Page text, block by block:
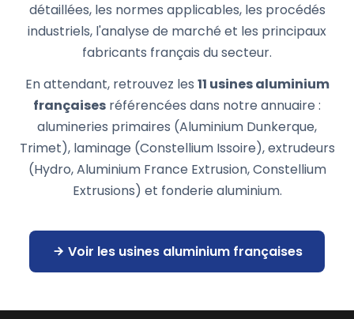
détaillées, les normes applicables, les procédés
industriels, l'analyse de marché et les principaux
fabricants français du secteur.
En attendant, retrouvez les 11 usines aluminium
françaises référencées dans notre annuaire :
alumineries primaires (Aluminium Dunkerque,
Trimet), laminage (Constellium Issoire), extrudeurs
(Hydro, Aluminium France Extrusion, Constellium
Extrusions) et fonderie aluminium.
Voir les usines aluminium françaises